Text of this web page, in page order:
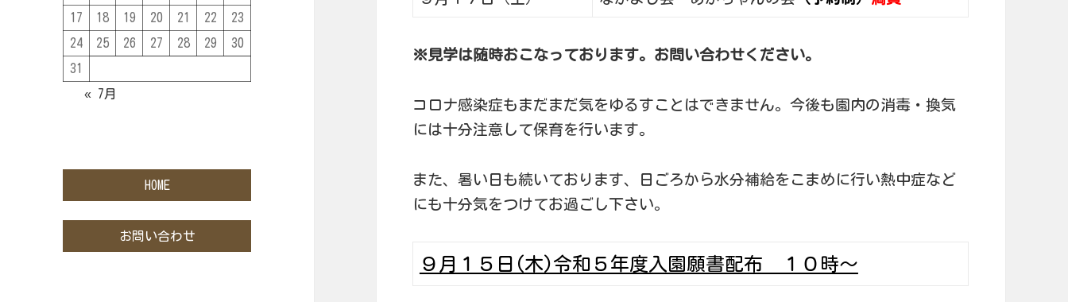
17
18 19 20 21 22
23
24
25 26 27 28 29
30
31
« 7月
HOME
お問い合わせ
※見学は随時おこなっております。お問い合わせください。
コロナ感染症もまだまだ気をゆるすことはできません。今後も園内の消毒・換気
には十分注意して保育を行います。
また、暑い日も続いております、日ごろから水分補給をこまめに行い熱中症など
にも十分気をつけてお過ごし下さい。
９月１５日(木)令和５年度入園願書配布 １０時～